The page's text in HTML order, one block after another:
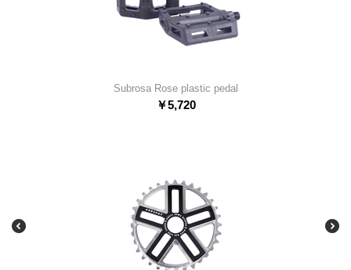
Subrosa Rose plastic pedal
￥5,720